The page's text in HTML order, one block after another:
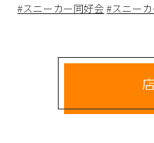
#スニーカー同好会#スニー